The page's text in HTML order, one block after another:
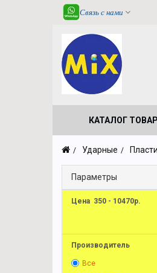
Связь с нами
КАТАЛОГ
Ударные
Параметры
Цена 350 - 10470р.
Производитель
Все